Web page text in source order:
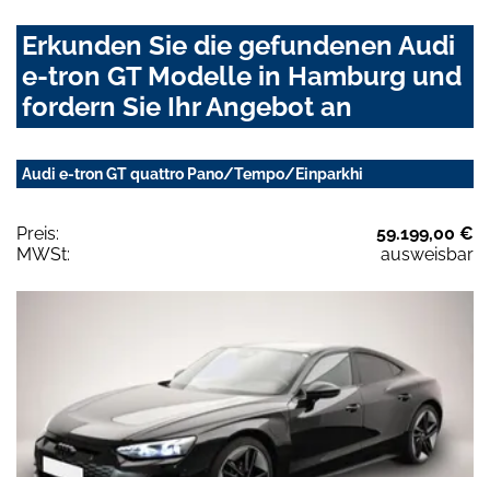
Erkunden Sie die gefundenen Audi
e-tron GT Modelle in Hamburg und
fordern Sie Ihr Angebot an
Audi e-tron GT quattro Pano/Tempo/Einparkhi
Preis:
59.199,00 €
MWSt:
ausweisbar